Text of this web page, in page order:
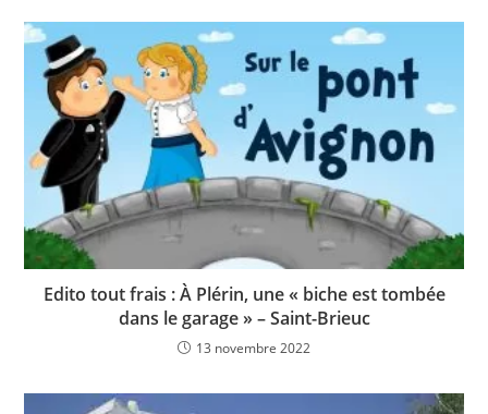
Edito tout frais : À Plérin, une « biche est tombée
dans le garage » – Saint-Brieuc
13 novembre 2022